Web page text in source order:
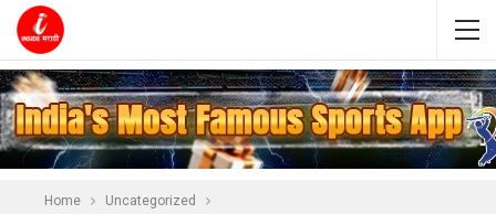
Home Uncategorized